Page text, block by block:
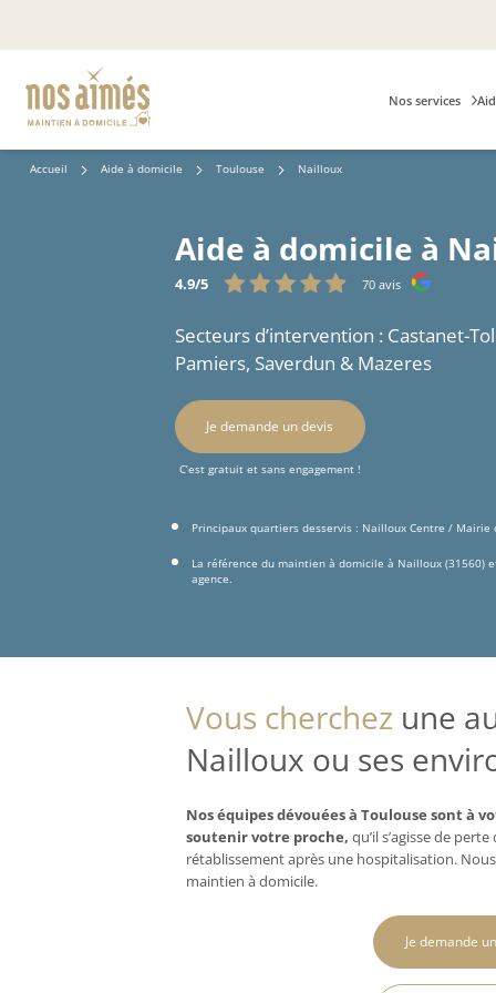
Nos services
Accueil Aide à domicile Toulouse Nailloux
Aide à domicile à
4.9/5 70 avis
Secteurs d’intervention : Castanet-
Pamiers, Saverdun & Mazeres
Je demande un devis
C’est gratuit et sans engagement !
Principaux quartiers desservis : Nailloux Centre / Mairie
La référence du maintien à domicile à Nailloux (31560)
agence.
Vous cherchez une
Nailloux ou ses
Nos équipes dévouées à Toulouse sont à
soutenir votre proche, qu’il s’agisse de
rétablissement après une hospitalisation.
maintien à domicile.
Je demande